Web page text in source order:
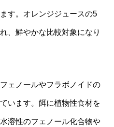
す。オレンジジュースの5
、鮮やかな比較対象になり
ェノールやフラボノイドの
います。餌に植物性食材を
溶性のフェノール化合物や